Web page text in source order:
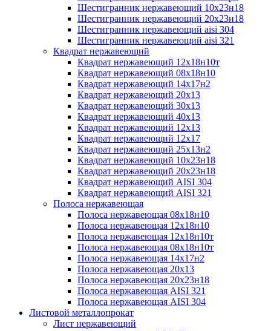
Шестигранник нержавеющий 10х23н18
Шестигранник нержавеющий 20х23н18
Шестигранник нержавеющий aisi 304
Шестигранник нержавеющий aisi 321
Квадрат нержавеющий
Квадрат нержавеющий 12х18н10т
Квадрат нержавеющий 08х18н10
Квадрат нержавеющий 14х17н2
Квадрат нержавеющий 20х13
Квадрат нержавеющий 30х13
Квадрат нержавеющий 40х13
Квадрат нержавеющий 12х13
Квадрат нержавеющий 12х17
Квадрат нержавеющий 25х13н2
Квадрат нержавеющий 10х23н18
Квадрат нержавеющий 20х23н18
Квадрат нержавеющий AISI 304
Квадрат нержавеющий AISI 321
Полоса нержавеющая
Полоса нержавеющая 08х18н10
Полоса нержавеющая 12х18н10
Полоса нержавеющая 12х18н10т
Полоса нержавеющая 08х18н10т
Полоса нержавеющая 14х17н2
Полоса нержавеющая 20х13
Полоса нержавеющая 20х23н18
Полоса нержавеющая AISI 321
Полоса нержавеющая AISI 304
Листовой металлопрокат
Лист нержавеющий